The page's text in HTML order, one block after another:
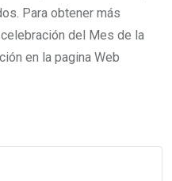
Para obtener más
del Mes de la
en la pagina Web